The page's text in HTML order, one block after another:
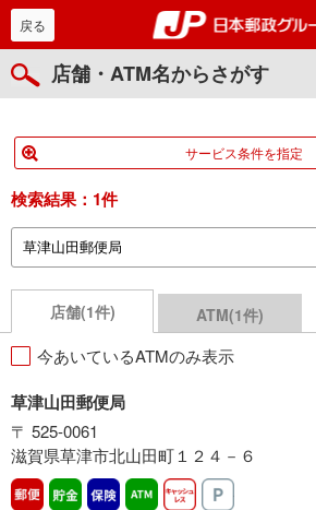
戻る
店舗・ATM名からさがす
サービス条件を指定
検索結果： 1件
店舗(1件) ATM(1件)
今あいているATMのみ表示
草津山田郵便局
〒 525-0061
滋賀県草津市北山田町１２４－６
郵便 貯金 保険 ATM営業中キャッシュレス